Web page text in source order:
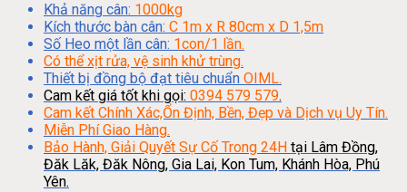
Khả năng cân: 1000kg
Kích thước bàn cân: C 1m x R 80cm x D 1,5m
Số Heo một lần cân: 1con/1 lần.
Có thể xịt rửa, vệ sinh khử trùng.
Thiết bị đồng bộ đạt tiêu chuẩn OIML.
Cam kết giá tốt khi gọi: 0394 579 579.
Cam kết Chính Xác,Ổn Định, Bền, Đẹp và Dịch vụ Uy Tín.
Miễn Phí Giao Hàng.
Bảo Hành, Giải Quyết Sự Cố Trong 24H tại Lâm Đồng,
Đăk Lăk, Đăk Nông, Gia Lai, Kon Tum, Khánh Hòa, Phú
Yên.